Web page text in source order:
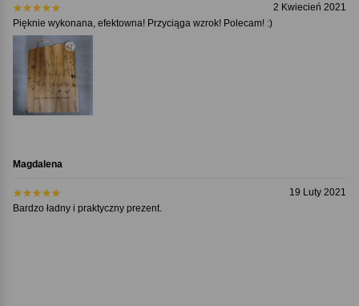
2 Kwiecień 2021
Pięknie wykonana, efektowna! Przyciąga wzrok! Polecam! :)
Magdalena
19 Luty 2021
Bardzo ładny i praktyczny prezent.